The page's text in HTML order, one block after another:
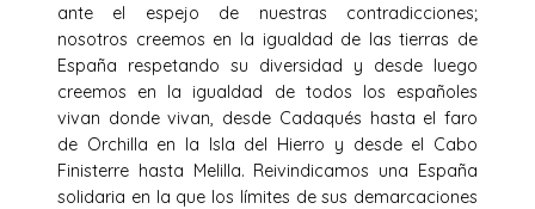
ante el espejo de nuestras contradicciones;
nosotros creemos en la igualdad de las tierras de
España respetando su diversidad y desde luego
creemos en la igualdad de todos los españoles
vivan donde vivan, desde Cadaqués hasta el faro
de Orchilla en la Isla del Hierro y desde el Cabo
Finisterre hasta Melilla. Reivindicamos una España
solidaria en la que los límites de sus demarcaciones